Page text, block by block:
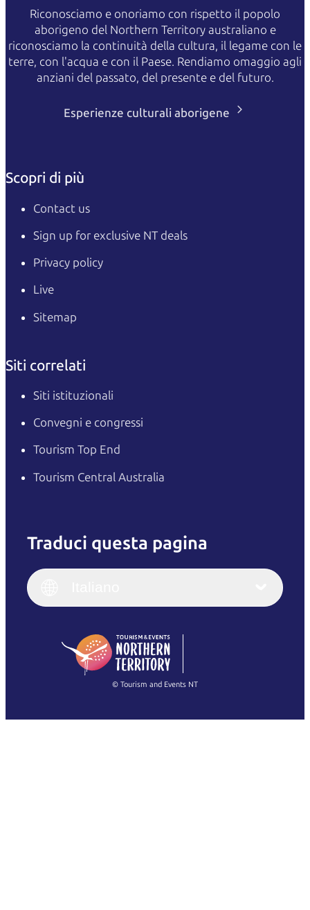
Riconosciamo e onoriamo con rispetto il popolo
aborigeno del Northern Territory australiano e
riconosciamo la continuità della cultura, il legame con le
terre, con l'acqua e con il Paese. Rendiamo omaggio agli
anziani del passato, del presente e del futuro.
Esperienze culturali aborigene
Scopri di più
Contact us
Sign up for exclusive NT deals
Privacy policy
Live
Sitemap
Siti correlati
Siti istituzionali
Convegni e congressi
Tourism Top End
Tourism Central Australia
Traduci questa pagina
English
(Singapore)
Français
Italiano
繁體中文
© Tourism and Events NT